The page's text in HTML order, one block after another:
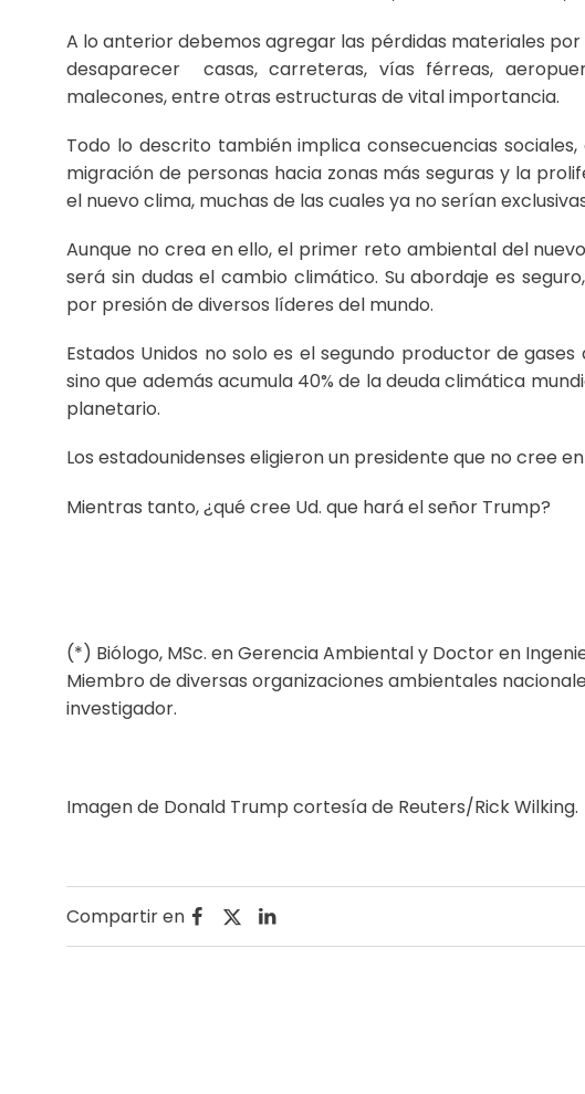
A lo anterior debemos agregar las pérdidas materiales
desaparecer casas, carreteras, vías férreas,
malecones, entre otras estructuras de vital importancia.
Todo lo descrito también implica consecuencias
migración de personas hacia zonas más seguras y la
el nuevo clima, muchas de las cuales ya no serían
Aunque no crea en ello, el primer reto ambiental del
será sin dudas el cambio climático. Su abordaje es
por presión de diversos líderes del mundo.
Estados Unidos no solo es el segundo productor de
sino que además acumula 40% de la deuda climática
planetario.
Los estadounidenses eligieron un presidente que no cree
Mientras tanto, ¿qué cree Ud. que hará el señor Trump?
(*) Biólogo, MSc. en Gerencia Ambiental y Doctor en
Miembro de diversas organizaciones ambientales
investigador.
Imagen de Donald Trump cortesía de Reuters/Rick Wilking.
Compartir en